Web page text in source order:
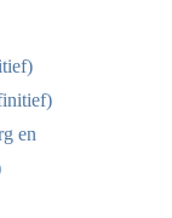
en